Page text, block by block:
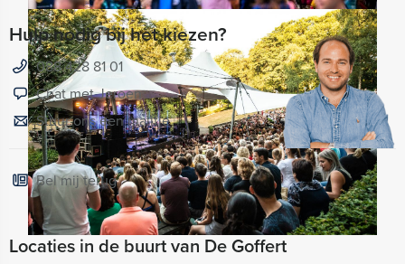
Hulp nodig bij het kiezen?
088 428 81 01
Chat met Jeroen
Stuur ons een mailtje
Bel mij terug
Locaties in de buurt van De Goffert